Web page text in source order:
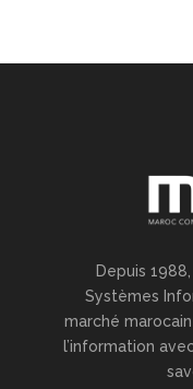
Depuis
Systèmes
marché
l’information